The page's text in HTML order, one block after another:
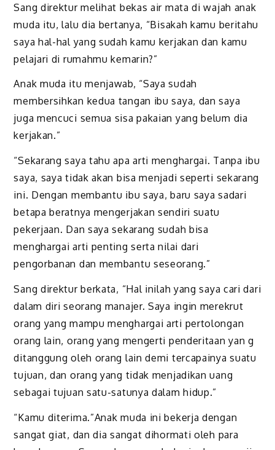
Sang direktur melihat bekas air mata di wajah anak
muda itu, lalu dia bertanya, “Bisakah kamu beritahu
saya hal-hal yang sudah kamu kerjakan dan kamu
pelajari di rumahmu kemarin?”
Anak muda itu menjawab, “Saya sudah
membersihkan kedua tangan ibu saya, dan saya
juga mencuci semua sisa pakaian yang belum dia
kerjakan.”
“Sekarang saya tahu apa arti menghargai. Tanpa ibu
saya, saya tidak akan bisa menjadi seperti sekarang
ini. Dengan membantu ibu saya, baru saya sadari
betapa beratnya mengerjakan sendiri suatu
pekerjaan. Dan saya sekarang sudah bisa
menghargai arti penting serta nilai dari
pengorbanan dan membantu seseorang.”
Sang direktur berkata, “Hal inilah yang saya cari dari
dalam diri seorang manajer. Saya ingin merekrut
orang yang mampu menghargai arti pertolongan
orang lain, orang yang mengerti penderitaan yan g
ditanggung oleh orang lain demi tercapainya suatu
tujuan, dan orang yang tidak menjadikan uang
sebagai tujuan satu-satunya dalam hidup.”
“Kamu diterima.”Anak muda ini bekerja dengan
sangat giat, dan dia sangat dihormati oleh para